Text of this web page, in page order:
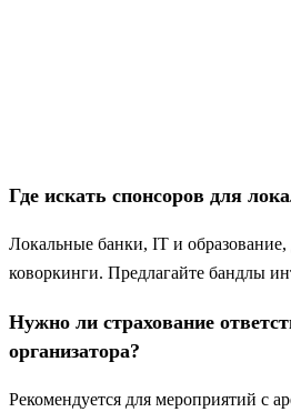
Где искать спонсоров для
Локальные банки, IT и
коворкинги. Предлагайте бандлы
Нужно ли страхование
организатора?
Рекомендуется для мероприятий с